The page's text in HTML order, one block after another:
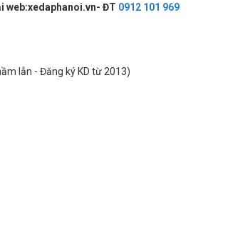
web:xedaphanoi.vn- ĐT 0912 101 969
lẫn - Đăng ký KD từ 2013)